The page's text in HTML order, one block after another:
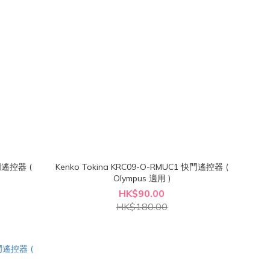
控器 (
Kenko Tokina KRC09-O-RMUC1 快門遙控器 (
Olympus 適用 )
HK$90.00
HK$180.00